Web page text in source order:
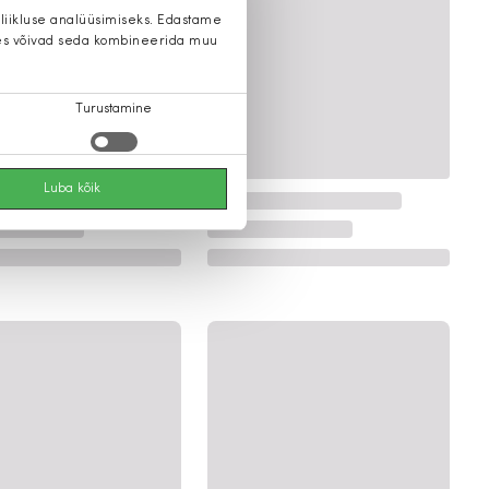
analüüsimiseks. Edastame
võivad seda kombineerida muu
Turustamine
Luba kõik